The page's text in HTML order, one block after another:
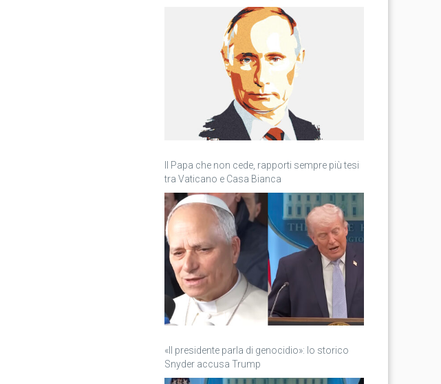
Il Papa che non cede, rapporti sempre più tesi
tra Vaticano e Casa Bianca
«Il presidente parla di genocidio»: lo storico
Snyder accusa Trump